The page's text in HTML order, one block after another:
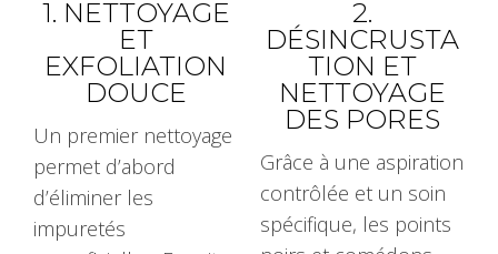
1. NETTOYAGE
ET
EXFOLIATION
DOUCE
Un premier nettoyage
permet d’abord
d’éliminer les
impuretés
2.
DÉSINCRUSTA
TION ET
NETTOYAGE
DES PORES
Grâce à une aspiration
contrôlée et un soin
spécifique, les points